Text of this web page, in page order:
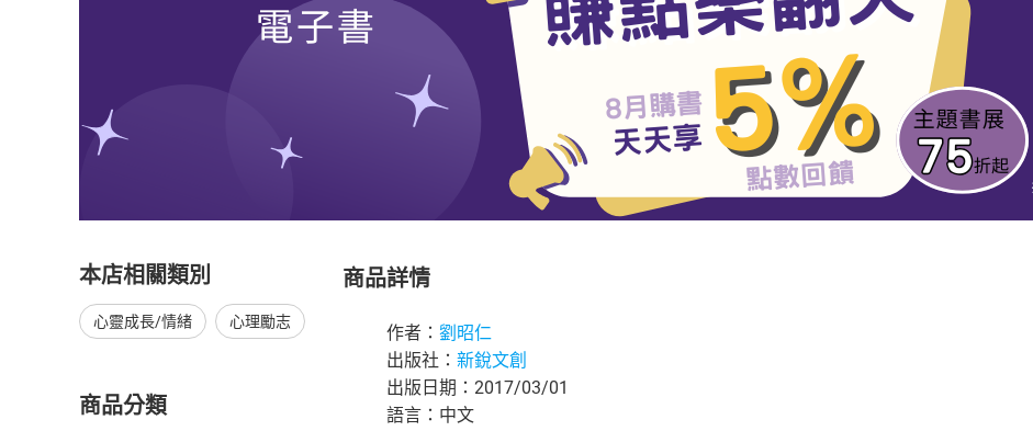
本店相關類別
心靈成長/情緒 心理勵志
商品分類
商品詳情
作者： 劉昭仁
出版社： 新銳文創
出版日期：2017/03/01
語言：中文